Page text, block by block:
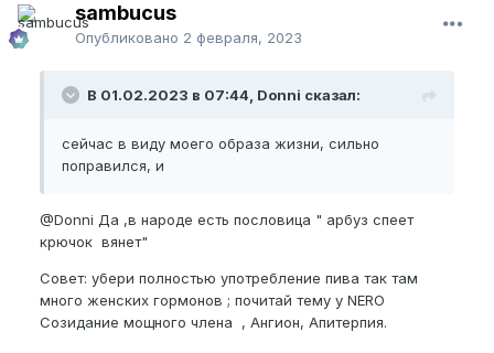
sambucus
Опубликовано 2 февраля, 2023
В 01.02.2023 в 07:44, Donni сказал:
сейчас в виду моего образа жизни, сильно
поправился, и
@Donni Да ,в народе есть пословица " арбуз спеет
крючок вянет"
Совет: убери полностью употребление пива так там
много женских гормонов ; почитай тему у NERO
Созидание мощного члена , Ангион, Апитерпия.